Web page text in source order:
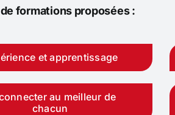
formations proposées :
et apprentissage
au meilleur de
chacun